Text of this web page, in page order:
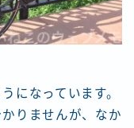
になっています。
りませんが、なか